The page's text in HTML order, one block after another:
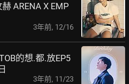
ARENA X EMP
3年前, 12/16
的想.都.放EP5
3年前, 11/23